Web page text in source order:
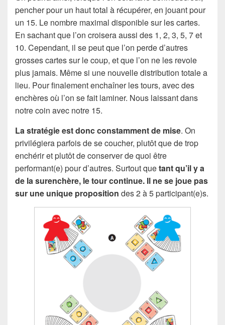
pencher pour un haut total à récupérer, en jouant pour
un 15. Le nombre maximal disponible sur les cartes.
En sachant que l’on croisera aussi des 1, 2, 3, 5, 7 et
10. Cependant, il se peut que l’on perde d’autres
grosses cartes sur le coup, et que l’on ne les revoie
plus jamais. Même si une nouvelle distribution totale a
lieu. Pour finalement enchaîner les tours, avec des
enchères où l’on se fait laminer. Nous laissant dans
notre coin avec notre 15.
La stratégie est donc constamment de mise. On
privilégiera parfois de se coucher, plutôt que de trop
enchérir et plutôt de conserver de quoi être
performant(e) pour d’autres. Surtout quetant qu’il y a
de la surenchère, le tour continue. Il ne se joue pas
sur une unique proposition des 2 à 5 participant(e)s.